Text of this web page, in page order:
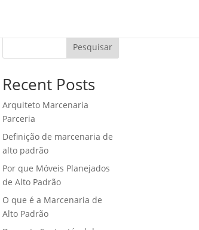
Pesquisar
Recent Posts
Arquiteto Marcenaria
Parceria
Definição de marcenaria de
alto padrão
Por que Móveis Planejados
de Alto Padrão
O que é a Marcenaria de
Alto Padrão